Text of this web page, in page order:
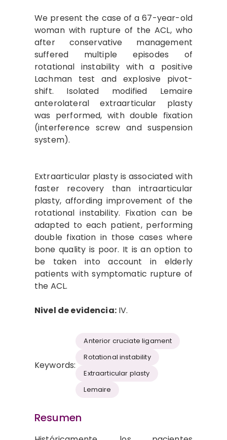
We present the case of a 67-year-old
woman with rupture of the ACL, who
after conservative management
suffered multiple episodes of
rotational instability with a positive
Lachman test and explosive pivot-
shift. Isolated modified Lemaire
anterolateral extraarticular plasty
was performed, with double fixation
(interference screw and suspension
system).
Extraarticular plasty is associated with
faster recovery than intraarticular
plasty, affording improvement of the
rotational instability. Fixation can be
adapted to each patient, performing
double fixation in those cases where
bone quality is poor. It is an option to
be taken into account in elderly
patients with symptomatic rupture of
the ACL.
Nivel de evidencia:IV.
Keywords:
Anterior cruciate ligament
Rotational instability
Extraarticular plasty
Lemaire
Resumen